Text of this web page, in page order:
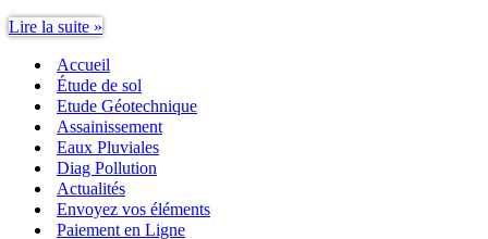
Lire la suite »
sol
pour
piscine
:
emplacement,
nature
des
sols,
relief…
Accueil
Étude de sol
Etude Géotechnique
Assainissement
Eaux Pluviales
Diag Pollution
Actualités
Envoyez vos éléments
Paiement en Ligne